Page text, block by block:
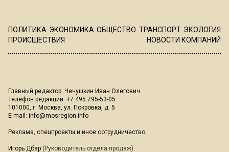
ПОЛИТИКА ЭКОНОМИКА ОБЩЕСТВО ТРАНСПОРТ ЭКОЛОГИЯ
ПРОИСШЕСТВИЯ
НОВОСТИ КОМПАНИЙ
Главный редактор: Чечушкин Иван Олегович.
Телефон редакции: +7 495 795-53-05
101000, г. Москва, ул. Покровка, д. 5
E-mail: info@mosregion.info
Реклама, спецпроекты и иное сотрудничество:
Игорь Дбар (Руководитель отдела продаж)